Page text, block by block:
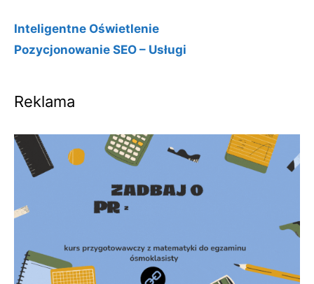
Inteligentne Oświetlenie
Pozycjonowanie SEO – Usługi
Reklama